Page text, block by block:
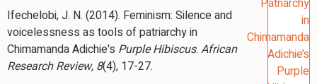
Ifechelobi, J. N. (2014). Feminism: Silence and
voicelessness as tools of patriarchy in
Chimamanda Adichie's Purple Hibiscus. African
Research Review, 8(4), 17-27.